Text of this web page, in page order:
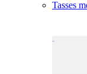
Tasses